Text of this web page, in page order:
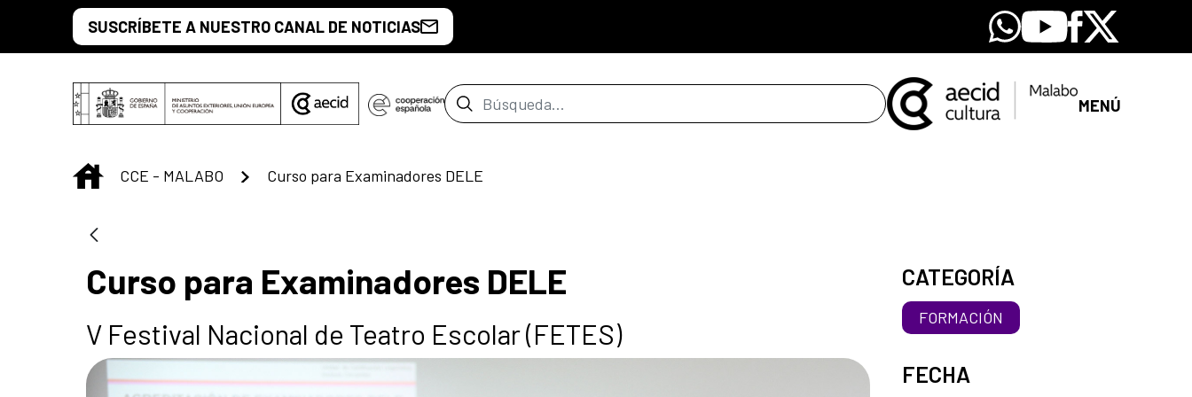
Saltar al contenido principal
SUSCRÍBETE A NUESTRO CANAL DE NOTICIAS Whatsapp
YoutubeFacebook
X
Barra de búsqueda MENÚ
INICIO
CCE - MALABO Curso para Examinadores DELE
Curso para Examinadores DELE
V Festival Nacional de Teatro Escolar (FETES)
CATEGORÍA
FORMACIÓN
FECHA